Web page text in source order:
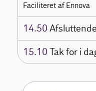
Faciliteret af Ennova
14.50
15.10 Tak for i